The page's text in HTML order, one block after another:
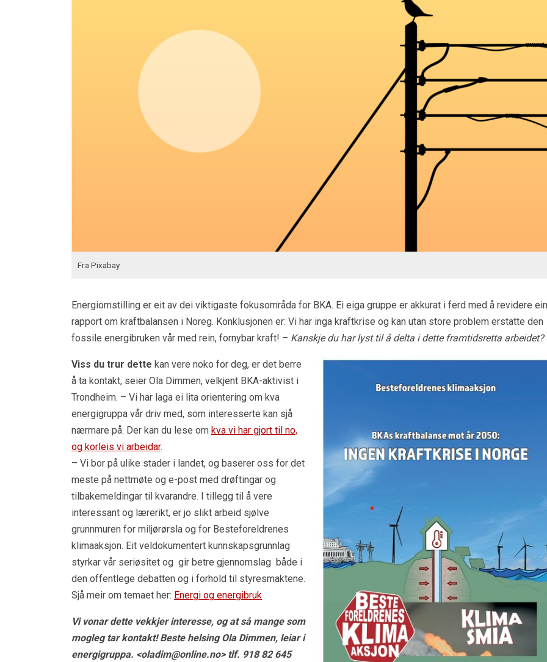
Fra Pixabay
Energiomstilling er eit av dei viktigaste fokusområda for BKA. Ei eiga gruppe er akkurat i ferd med å revidere ein
rapport om kraftbalansen i Noreg. Konklusjonen er: Vi har inga kraftkrise og kan utan store problem erstatte den
fossile energibruken vår med rein, fornybar kraft! – Kanskje du har lyst til å delta i dette framtidsretta arbeidet?
Viss du trur dette kan vere noko for deg, er det berre
å ta kontakt, seier Ola Dimmen, velkjent BKA-aktivist i
Trondheim. – Vi har laga ei lita orientering om kva
energigruppa vår driv med, som interesserte kan sjå
nærmare på. Der kan du lese om kva vi har gjort til no,
og korleis vi arbeidar.
– Vi bor på ulike stader i landet, og baserer oss for det
meste på nettmøte og e-post med drøftingar og
tilbakemeldingar til kvarandre. I tillegg til å vere
interessant og lærerikt, er jo slikt arbeid sjølve
grunnmuren for miljørørsla og for Besteforeldrenes
klimaaksjon. Eit veldokumentert kunnskapsgrunnlag
styrkar vår seriøsitet og gir betre gjennomslag både i
den offentlege debatten og i forhold til styresmaktene.
Sjå meir om temaet her: Energi og energibruk
Vi vonar dette vekkjer interesse, og at så mange som
mogleg tar kontakt! Beste helsing Ola Dimmen, leiar i
energigruppa. <oladim@online.no> tlf. 918 82 645